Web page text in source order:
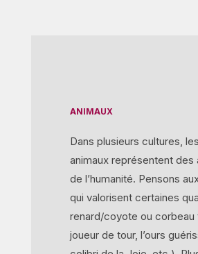
ANIMAUX
Dans plusieurs cultures, les
animaux représentent des
de l’humanité. Pensons
qui valorisent certaines
renard/coyote ou
joueur de tour, l’ours